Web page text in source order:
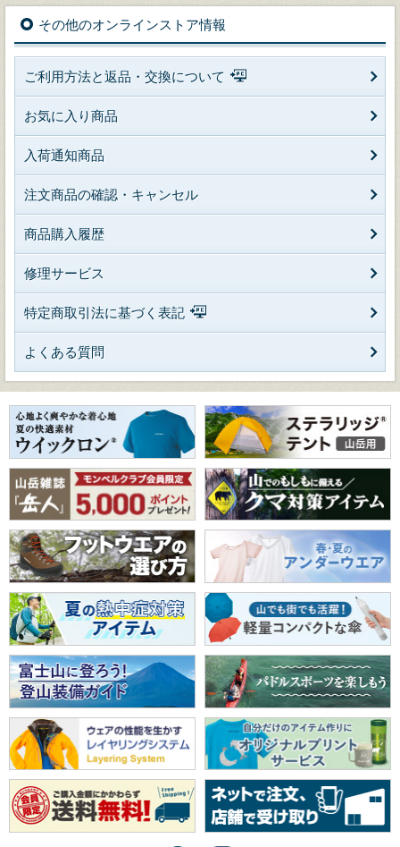
その他のオンラインストア情報
ご利用方法と返品・交換について
お気に入り商品
入荷通知商品
注文商品の確認・キャンセル
商品購入履歴
修理サービス
特定商取引法に基づく表記
よくある質問